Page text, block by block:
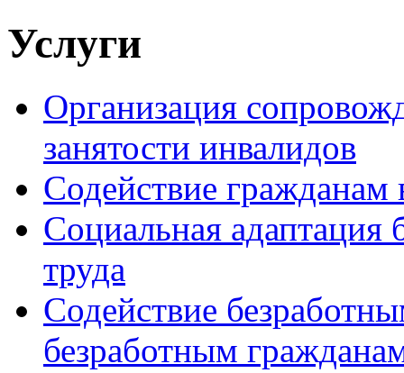
Услуги
Организация
занятости инвалидов
Содействие
Социальная адаптация
труда
Содействие
безработным